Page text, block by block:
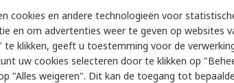
RS PRO
Drill Accessory
cookies en andere technologieën voor
en om advertenties weer te geven op websites
te klikken, geeft u toestemming voor de
uw cookies selecteren door te klikken op
"Alles weigeren". Dit kan de toegang tot